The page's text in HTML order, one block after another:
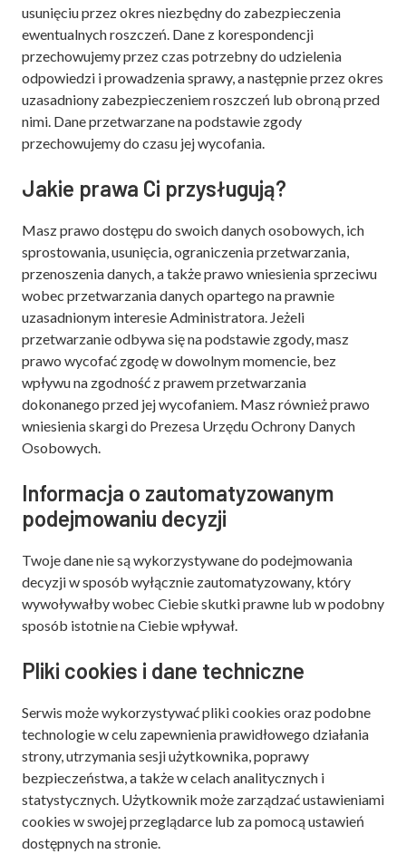
usunięciu przez okres niezbędny do zabezpieczenia
ewentualnych roszczeń. Dane z korespondencji
przechowujemy przez czas potrzebny do udzielenia
odpowiedzi i prowadzenia sprawy, a następnie przez okres
uzasadniony zabezpieczeniem roszczeń lub obroną przed
nimi. Dane przetwarzane na podstawie zgody
przechowujemy do czasu jej wycofania.
Jakie prawa Ci przysługują?
Masz prawo dostępu do swoich danych osobowych, ich
sprostowania, usunięcia, ograniczenia przetwarzania,
przenoszenia danych, a także prawo wniesienia sprzeciwu
wobec przetwarzania danych opartego na prawnie
uzasadnionym interesie Administratora. Jeżeli
przetwarzanie odbywa się na podstawie zgody, masz
prawo wycofać zgodę w dowolnym momencie, bez
wpływu na zgodność z prawem przetwarzania
dokonanego przed jej wycofaniem. Masz również prawo
wniesienia skargi do Prezesa Urzędu Ochrony Danych
Osobowych.
Informacja o zautomatyzowanym
podejmowaniu decyzji
Twoje dane nie są wykorzystywane do podejmowania
decyzji w sposób wyłącznie zautomatyzowany, który
wywoływałby wobec Ciebie skutki prawne lub w podobny
sposób istotnie na Ciebie wpływał.
Pliki cookies i dane techniczne
Serwis może wykorzystywać pliki cookies oraz podobne
technologie w celu zapewnienia prawidłowego działania
strony, utrzymania sesji użytkownika, poprawy
bezpieczeństwa, a także w celach analitycznych i
statystycznych. Użytkownik może zarządzać ustawieniami
cookies w swojej przeglądarce lub za pomocą ustawień
dostępnych na stronie.